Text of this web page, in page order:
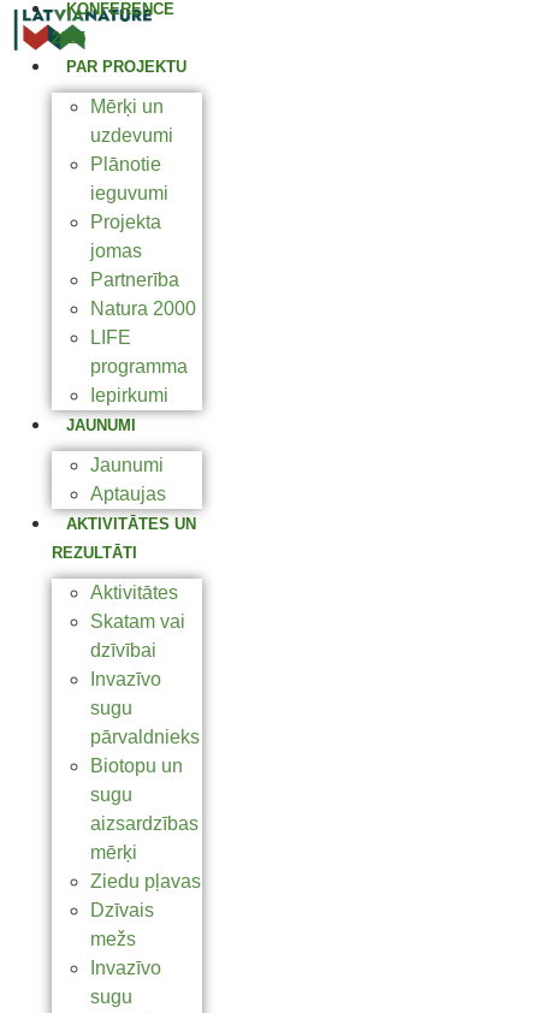
KONFERENCE
2025
PAR PROJEKTU
Mērķi un
uzdevumi
Plānotie
ieguvumi
Projekta
jomas
Partnerība
Natura 2000
LIFE
programma
Iepirkumi
JAUNUMI
Jaunumi
Aptaujas
AKTIVITĀTES UN
REZULTĀTI
Aktivitātes
Skatam vai
dzīvībai
Invazīvo
sugu
pārvaldnieks
Biotopu un
sugu
aizsardzības
mērķi
Ziedu pļavas
Dzīvais
mežs
Invazīvo
sugu